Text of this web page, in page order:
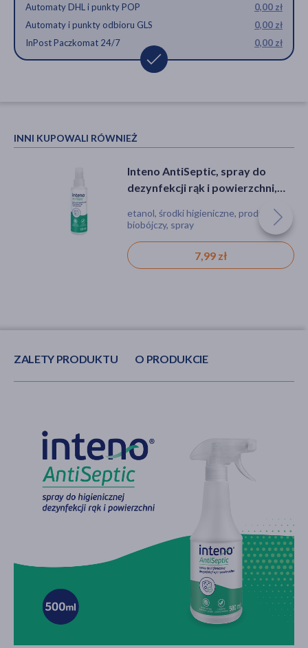
Automaty DHL i punkty POP
0,00 zł
Automaty i punkty odbioru GLS
0,00 zł
InPost Paczkomat 24/7
0,00 zł
INNI KUPOWALI RÓWNIEŻ
Inteno AntiSeptic, spray do
dezynfekcji rąk i powierzchni,
etanol, środki higieniczne, produkt
biobójczy, spray
7,99 zł
ZALETY PRODUKTU O PRODUKCIE